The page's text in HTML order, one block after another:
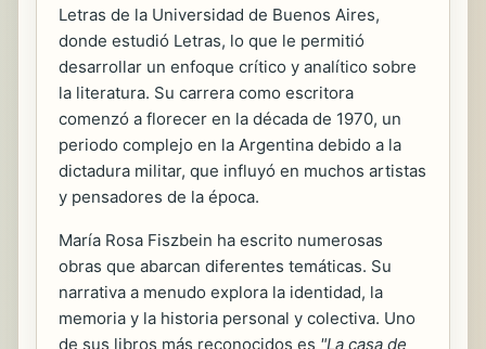
Letras de la Universidad de Buenos Aires,
donde estudió Letras, lo que le permitió
desarrollar un enfoque crítico y analítico sobre
la literatura. Su carrera como escritora
comenzó a florecer en la década de 1970, un
periodo complejo en la Argentina debido a la
dictadura militar, que influyó en muchos artistas
y pensadores de la época.
María Rosa Fiszbein ha escrito numerosas
obras que abarcan diferentes temáticas. Su
narrativa a menudo explora la identidad, la
memoria y la historia personal y colectiva. Uno
de sus libros más reconocidos es "La casa de